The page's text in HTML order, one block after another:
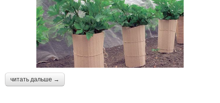
читать дальше →